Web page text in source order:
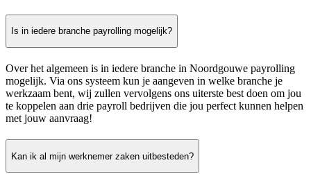
Is in iedere branche payrolling mogelijk?
Over het algemeen is in iedere branche in Noordgouwe payrolling
mogelijk. Via ons systeem kun je aangeven in welke branche je
werkzaam bent, wij zullen vervolgens ons uiterste best doen om jou
te koppelen aan drie payroll bedrijven die jou perfect kunnen helpen
met jouw aanvraag!
Kan ik al mijn werknemer zaken uitbesteden?